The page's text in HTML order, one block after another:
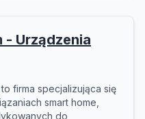
Urządzenia
firma specjalizująca się
smart home,
do